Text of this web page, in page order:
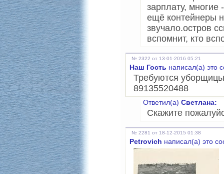
зарплату, многие
ещё контейнеры
звучало.остров
вспомнит, кто
№ 2322 от 13-01-2016 05:21
Наш Гость написал(а) это
Требуются
89135520488
Ответил(а) Светлана:
Скажите
№ 2281 от 18-12-2015 01:38
Petrovich написал(а) это